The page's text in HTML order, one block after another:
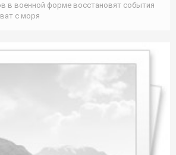
в военной форме восстановят события
с моря